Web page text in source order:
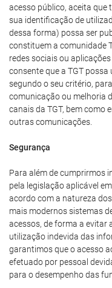
acesso público, aceita que
sua identificação de
dessa forma) possa ser
constituem a comunidade
redes sociais ou
consente que a TGT
segundo o seu critério,
comunicação ou melhoria
canais da TGT, bem como
outras comunicações.
Segurança
Para além de cumprirmos
pela legislação aplicável
acordo com a natureza
mais modernos sistemas
acessos, de forma a evitar
utilização indevida das
garantimos que o acesso
efetuado por pessoal
para o desempenho das